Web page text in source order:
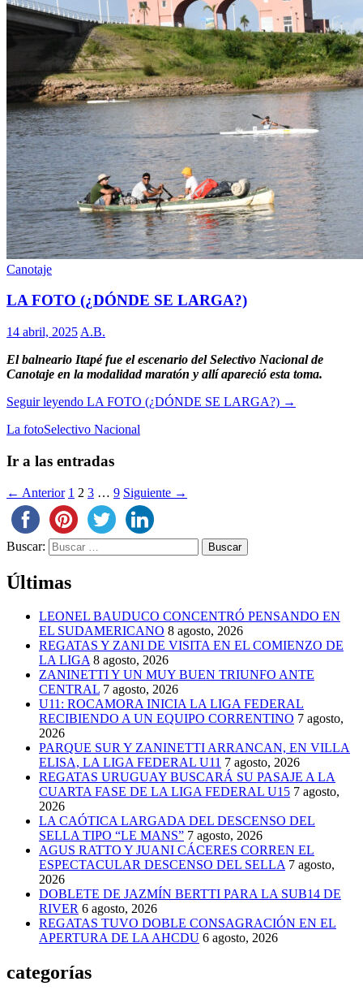
Canotaje
LA FOTO (¿DÓNDE SE LARGA?)
14 abril, 2025 A.B.
El balneario Itapé fue el escenario del Selectivo Nacional de
Canotaje en la modalidad maratón y allí apareció esta toma.
Seguir leyendo LA FOTO (¿DÓNDE SE LARGA?) →
La fotoSelectivo Nacional
Ir a las entradas
← Anterior 1 2 3 … 9 Siguiente →
Buscar:
Últimas
LEONEL BAUDUCO CONCENTRÓ PENSANDO EN
EL SUDAMERICANO 8 agosto, 2026
REGATAS Y ZANI DE VISITA EN EL COMIENZO DE
LA LIGA 8 agosto, 2026
ZANINETTI Y UN MUY BUEN TRIUNFO ANTE
CENTRAL 7 agosto, 2026
U11: ROCAMORA INICIA LA LIGA FEDERAL
RECIBIENDO A UN EQUIPO CORRENTINO 7 agosto,
2026
PARQUE SUR Y ZANINETTI ARRANCAN, EN VILLA
ELISA, LA LIGA FEDERAL U11 7 agosto, 2026
REGATAS URUGUAY BUSCARÁ SU PASAJE A LA
CUARTA FASE DE LA LIGA FEDERAL U15 7 agosto,
2026
LA CAÓTICA LARGADA DEL DESCENSO DEL
SELLA TIPO “LE MANS” 7 agosto, 2026
AGUS RATTO Y JUANI CÁCERES CORREN EL
ESPECTACULAR DESCENSO DEL SELLA 7 agosto,
2026
DOBLETE DE JAZMÍN BERTTI PARA LA SUB14 DE
RIVER 6 agosto, 2026
REGATAS TUVO DOBLE CONSAGRACIÓN EN EL
APERTURA DE LA AHCDU 6 agosto, 2026
categorías